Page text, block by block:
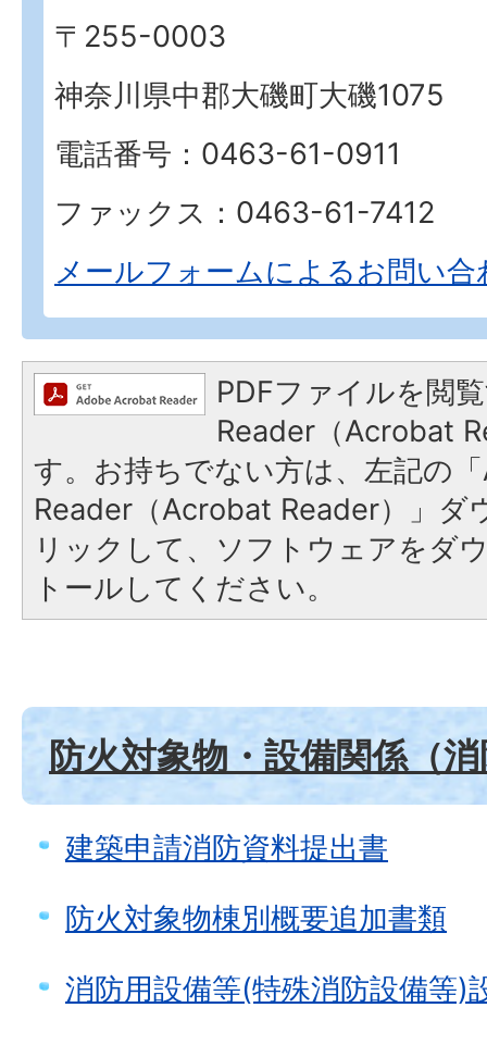
〒255-0003
神奈川県中郡大磯町大磯1075
電話番号：0463-61-0911
ファックス：0463-61-7412
メールフォームによるお問い合
PDFファイルを閲
Reader（Acrobat
す。お持ちでない方は、左記の
Reader（Acrobat Reader）」ダ
リックして、ソフトウェアをダ
トールしてください。
防火対象物・設備関係（
建築申請消防資料提出書
防火対象物棟別概要追加書類
消防用設備等(特殊消防設備等)